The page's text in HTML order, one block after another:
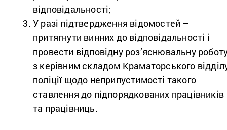
відповідальності;
У разі підтвердження відомостей –
притягнути винних до відповідальності і
провести відповідну роз’яснювальну
з керівним складом Краматорського
поліції щодо неприпустимості такого
ставлення до підпорядкованих працівників
та працівниць.